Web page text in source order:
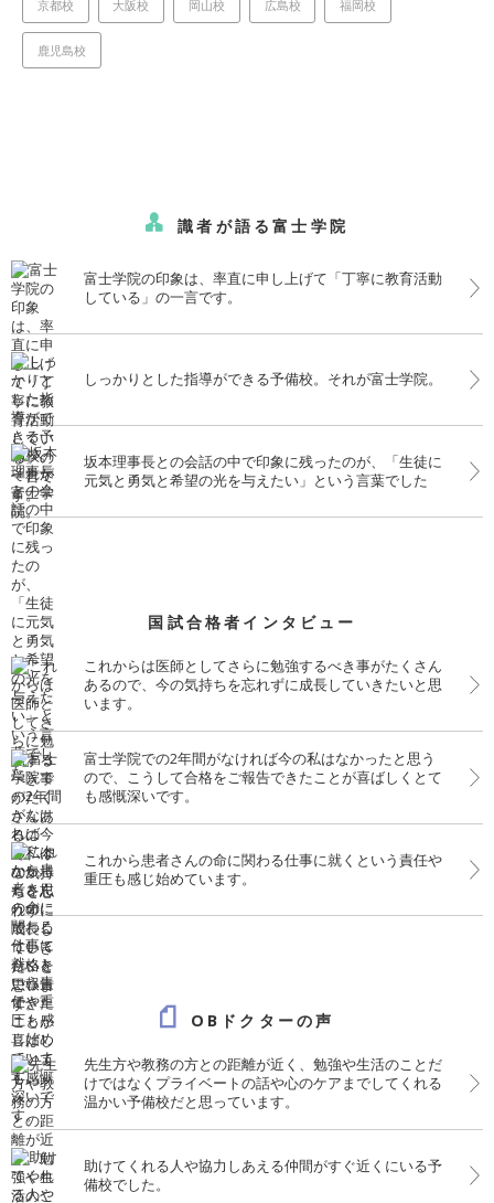
京都校 大阪校 岡山校 広島校 福岡校
鹿児島校
識者が語る富士学院
富士学院の印象は、率直に申し上げて「丁寧に教育活動
している」の一言です。
しっかりとした指導ができる予備校。それが富士学院。
坂本理事長との会話の中で印象に残ったのが、「生徒に
元気と勇気と希望の光を与えたい」という言葉でした
国試合格者インタビュー
これからは医師としてさらに勉強するべき事がたくさん
あるので、今の気持ちを忘れずに成長していきたいと思
います。
富士学院での2年間がなければ今の私はなかったと思う
ので、こうして合格をご報告できたことが喜ばしくとて
も感慨深いです。
これから患者さんの命に関わる仕事に就くという責任や
重圧も感じ始めています。
OBドクターの声
先生方や教務の方との距離が近く、勉強や生活のことだ
けではなくプライベートの話や心のケアまでしてくれる
温かい予備校だと思っています。
助けてくれる人や協力しあえる仲間がすぐ近くにいる予
備校でした。